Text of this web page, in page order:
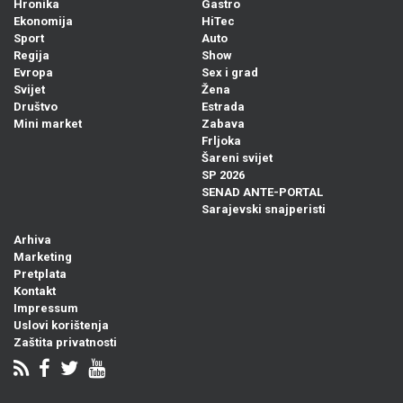
Hronika
Ekonomija
Sport
Regija
Evropa
Svijet
Društvo
Mini market
Gastro
HiTec
Auto
Show
Sex i grad
Žena
Estrada
Zabava
Frljoka
Šareni svijet
SP 2026
SENAD ANTE-PORTAL
Sarajevski snajperisti
Arhiva
Marketing
Pretplata
Kontakt
Impressum
Uslovi korištenja
Zaštita privatnosti